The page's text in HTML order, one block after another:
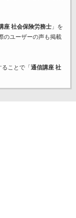
座 社会保険労務士」を
のユーザーの声も掲載
ことで「 通信講座 社